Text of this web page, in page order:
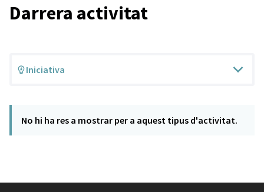
Darrera activitat
Iniciativa
No hi ha res a mostrar per a aquest tipus d'activitat.